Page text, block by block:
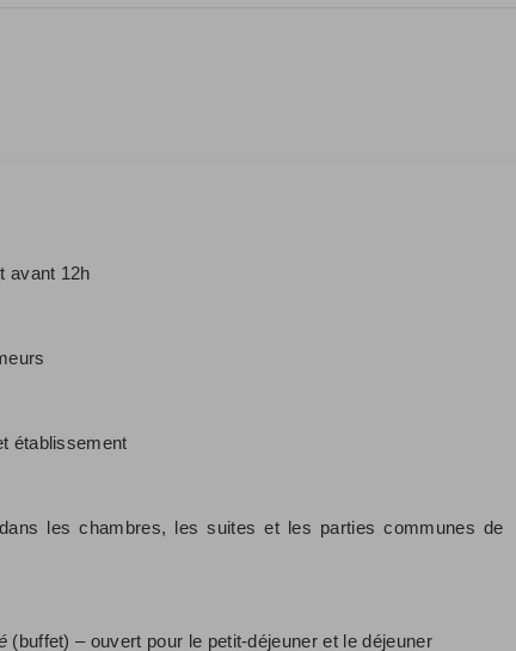
avant 12h
établissement
les chambres, les suites et les parties communes de
(buffet) – ouvert pour le petit-déjeuner et le déjeuner